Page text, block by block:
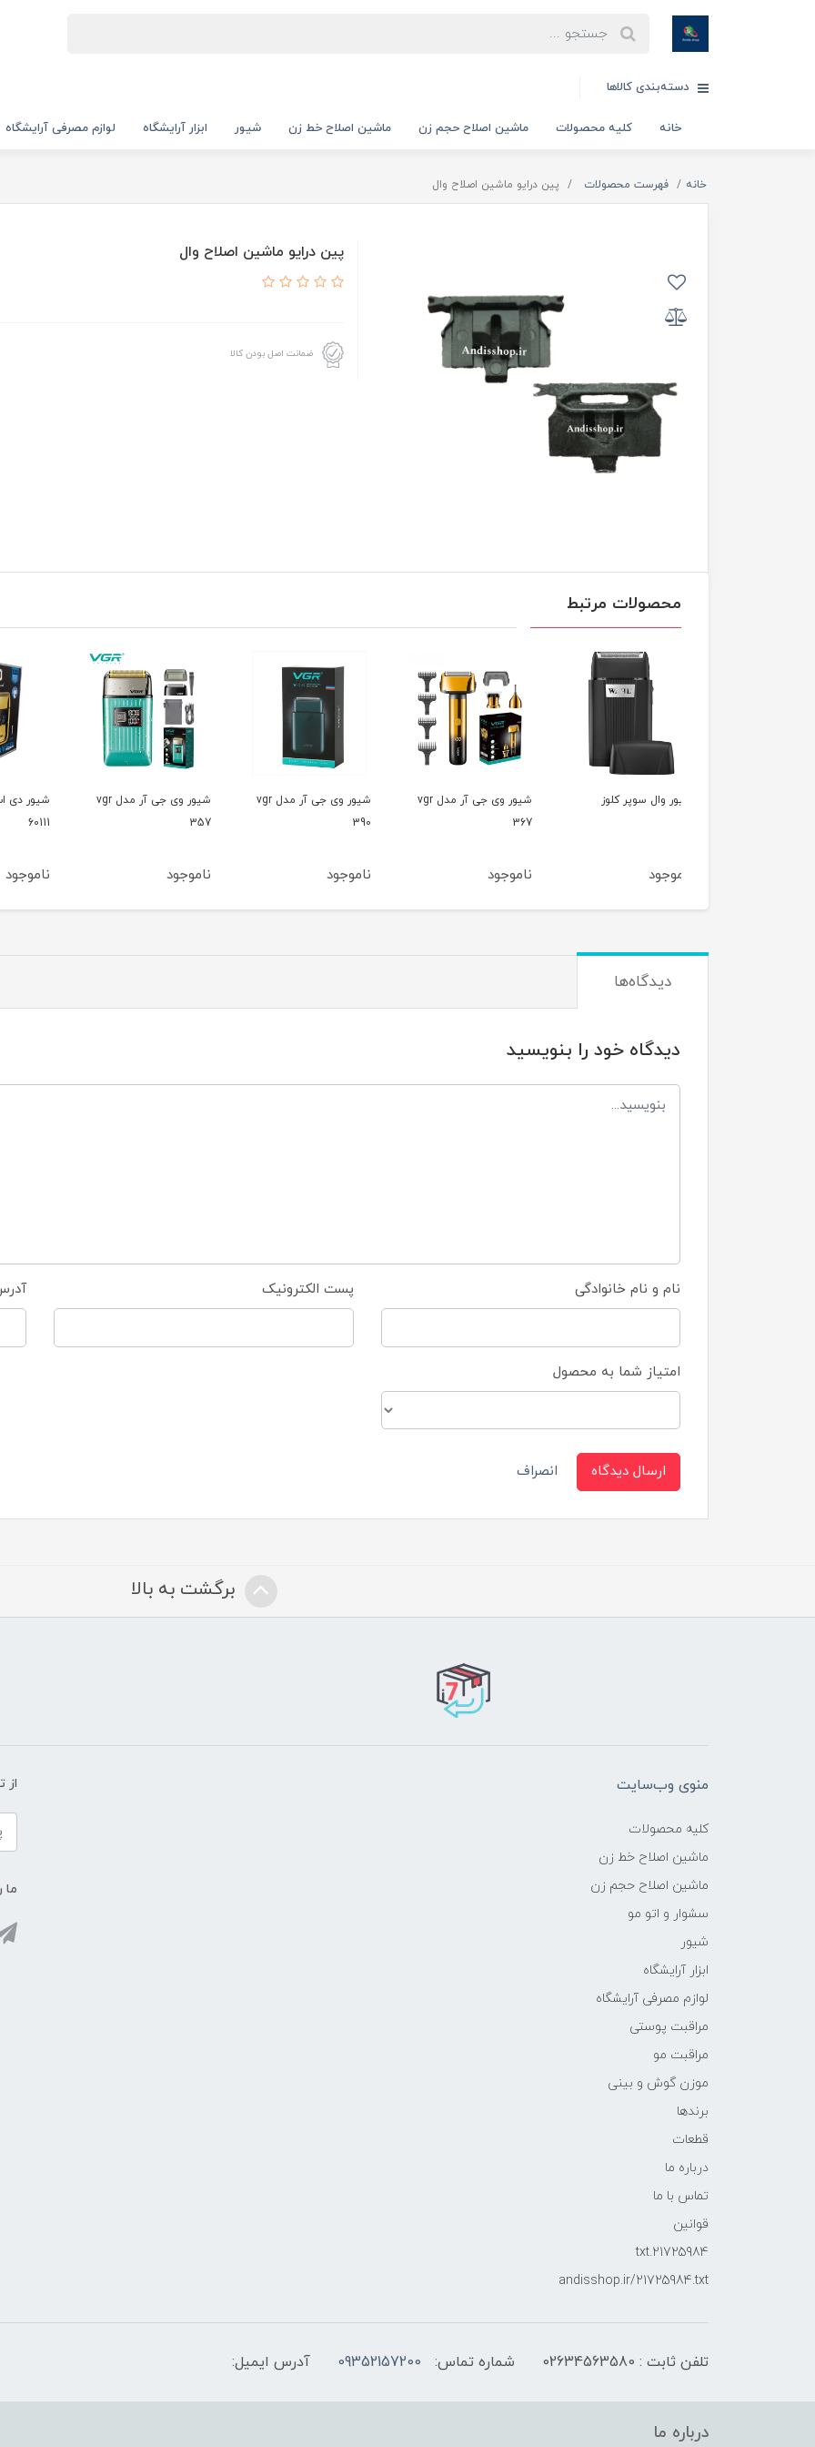
دسته‌بندی کالاها
خانه کلیه محصولات ماشین اصلاح حجم زن ماشین اصلاح خط زن شیور ابزار آرایشگاه لوازم مصرفی آرایشگاه
خانه فهرست محصولات پین درایو ماشین اصلاح وال
پین درایو ماشین اصلاح وال
ضمانت اصل بودن کالا
محصولات مرتبط
ناموجود ناموجود ناموجود
شیور دی اس پی مدل
ناموجود
دیدگاه‌ها
دیدگاه خود را بنویسید
نام و نام خانوادگی پست الکترونیک
امتیاز شما به محصول
ارسال دیدگاه انصراف
برگشت به بالا
منوی وب‌سایت
کلیه محصولات
ماشین اصلاح خط زن
ماشین اصلاح حجم زن
سشوار و اتو مو
شیور
ابزار آرایشگاه
لوازم مصرفی آرایشگاه
مراقبت پوستی
مراقبت مو
موزن گوش و بینی
برندها
قطعات
درباره ما
تماس با ما
قوانین
21725984.txt
andisshop.ir/21725984.txt
از
ما
تلفن ثابت : 02634563580 شماره تماس: 09352157200 آدرس ایمیل:
درباره ما